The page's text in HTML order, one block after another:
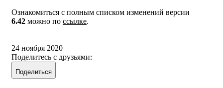
Ознакомиться с полным списком изменений версии
6.42 можно по ссылке.
24 ноября 2020
Поделитесь с друзьями:
Поделиться